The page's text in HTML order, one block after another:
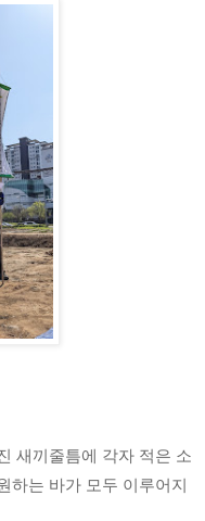
새끼줄틈에 각자 적은 소
하는 바가 모두 이루어지